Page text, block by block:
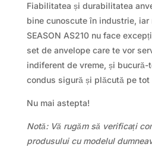
Fiabilitatea și durabilitatea
bine cunoscute în industrie, iar
SEASON AS210 nu face
set de anvelope care te vor
indiferent de vreme, și bucură-
condus sigură și plăcută pe tot
Nu mai astepta!
Notă: Vă rugăm să verificați
produsului cu modelul